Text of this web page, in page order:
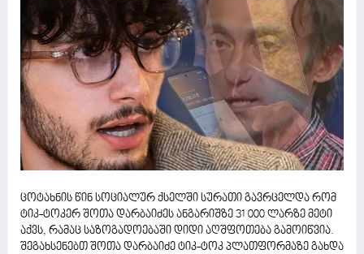
ცოტახნის წინ სოციალურ ქსელში სურათი გავრცელდა რომ
ტიკ-ტოკერ შოთა დარბაიძეს ანგარიშზე 31 000 ლარზე მეტი
აქვს, რამაც საზოგადოებაში დიდი აღშფოთება გამოიწვია.
შეგახსენებთ შოთა დარბაიძე ტიკ-ტოკ პლათფორმაზე გახდა